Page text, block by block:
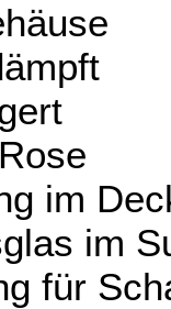
im
im
für